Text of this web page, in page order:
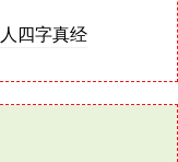
四字真经